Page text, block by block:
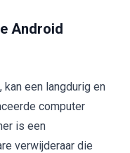
Android
een langdurig en
computer
is een
verwijderaar die